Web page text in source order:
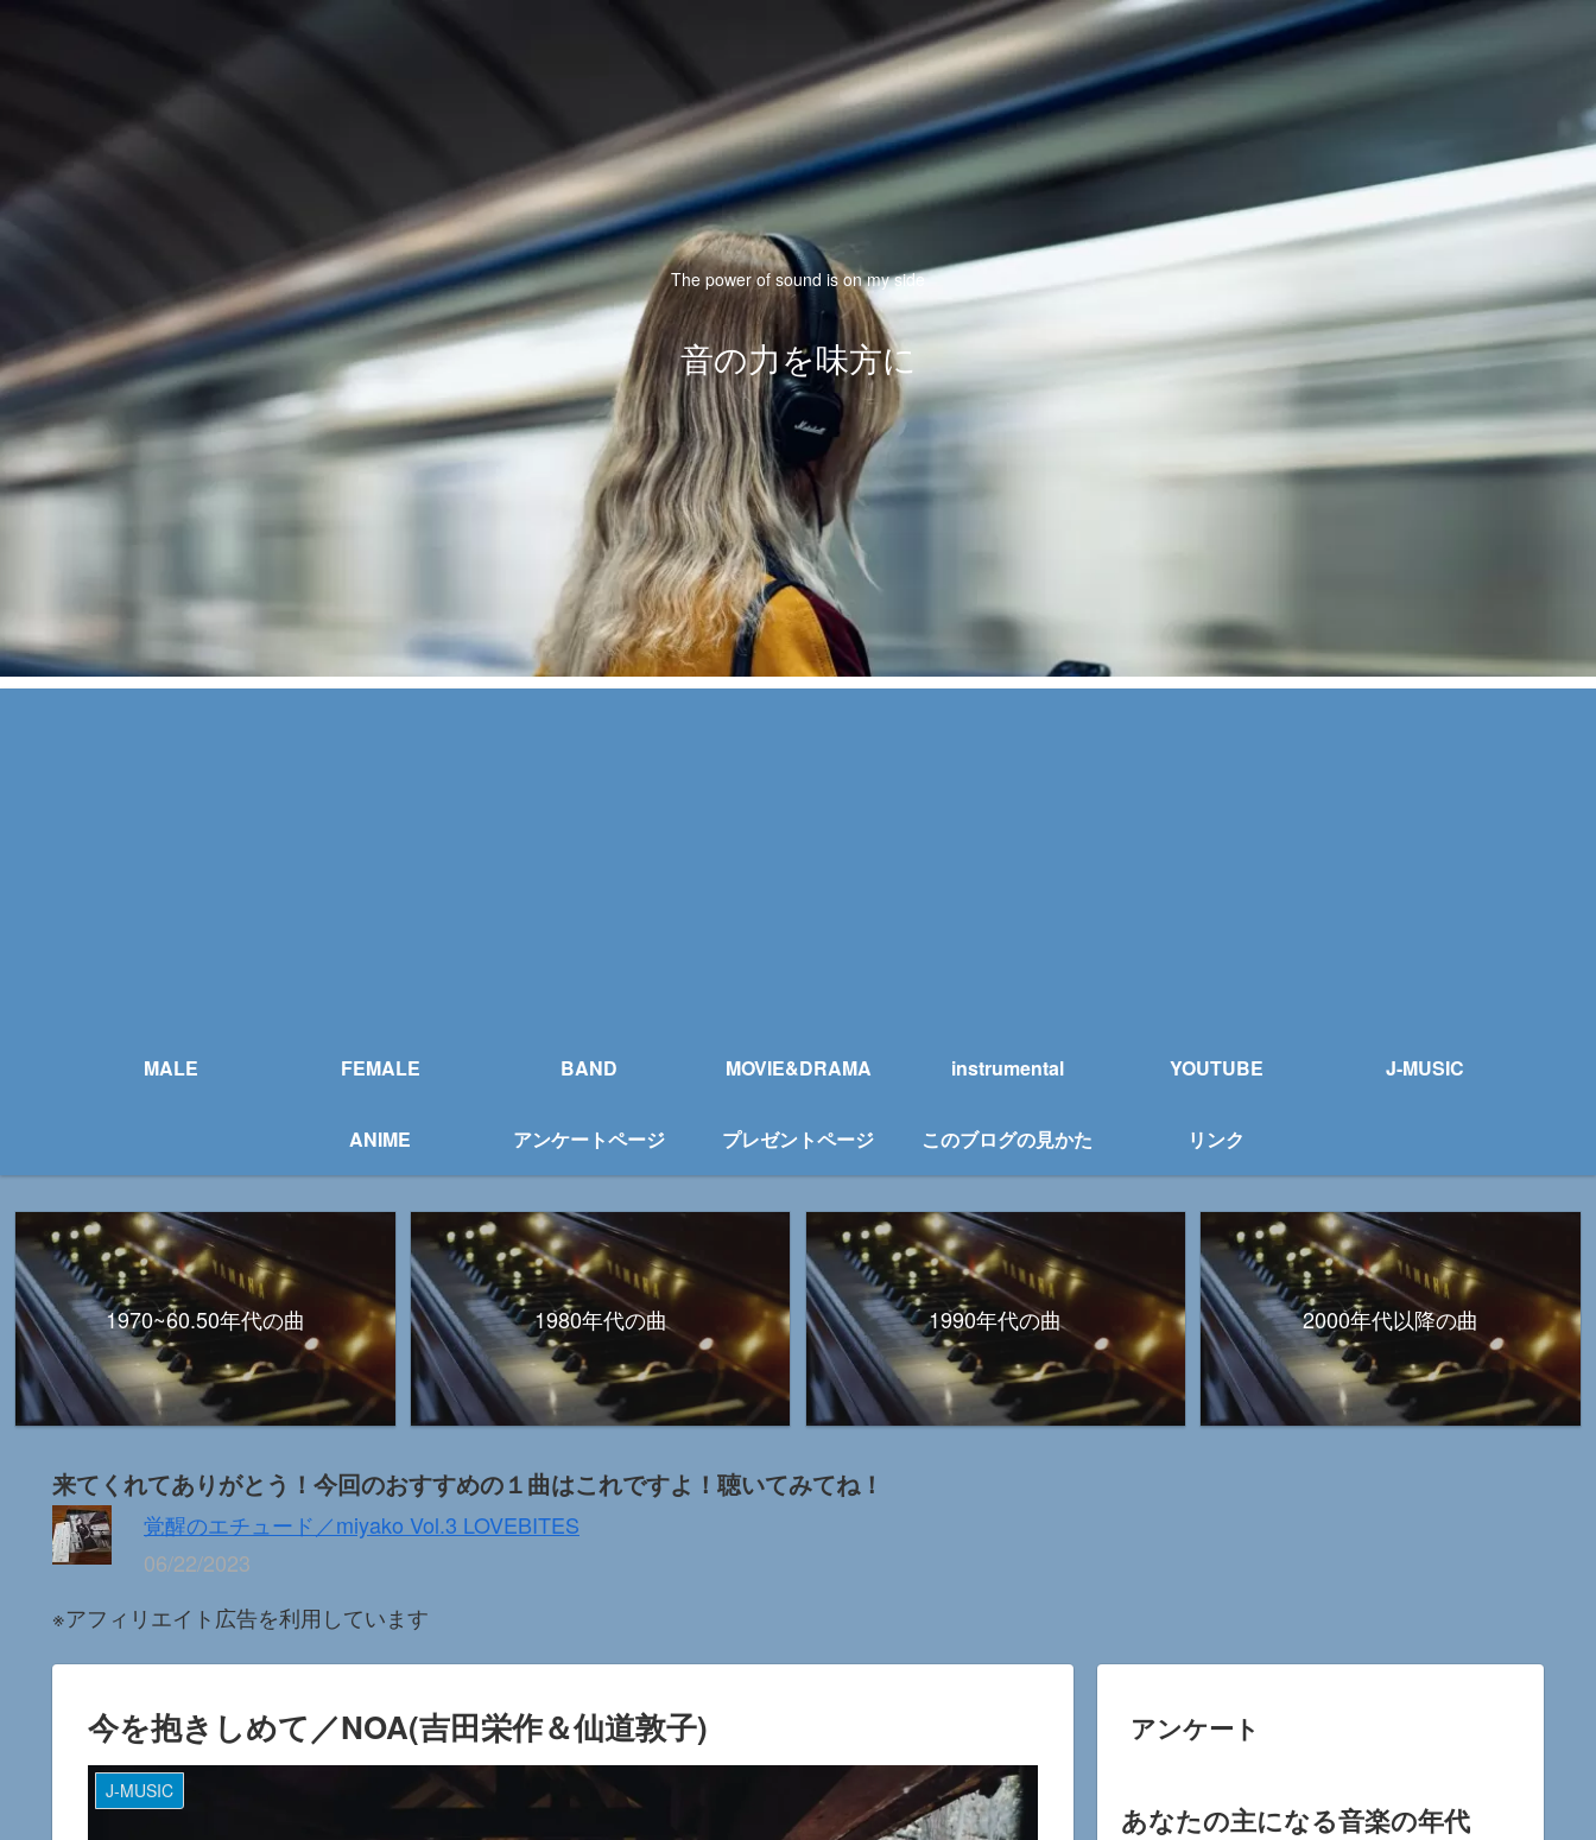
The power of sound is on my side
音の力を味方に
MALE FEMALE BAND MOVIE&DRAMA instrumental YOUTUBE J-MUSIC
ANIME アンケートページ プレゼントページ このブログの見かた リンク
1970~60.50年代の曲 1980年代の曲 1990年代の曲 2000年代以降の曲
来てくれてありがとう！今回のおすすめの１曲はこれですよ！聴いてみてね！
覚醒のエチュード／miyako Vol.3 LOVEBITES
06/22/2023
※アフィリエイト広告を利用しています
今を抱きしめて／NOA(吉田栄作＆仙道敦子)
J-MUSIC
アンケート
あなたの主になる音楽の年代